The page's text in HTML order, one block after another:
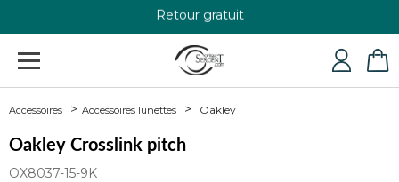
+33 4 79 24 76 84
Accessoires Accessoires lunettes Oakley
Oakley Crosslink pitch
OX8037-15-9K